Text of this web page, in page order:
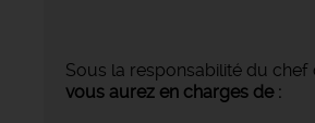
Sous la responsabilité du chef
vous aurez en charges de :